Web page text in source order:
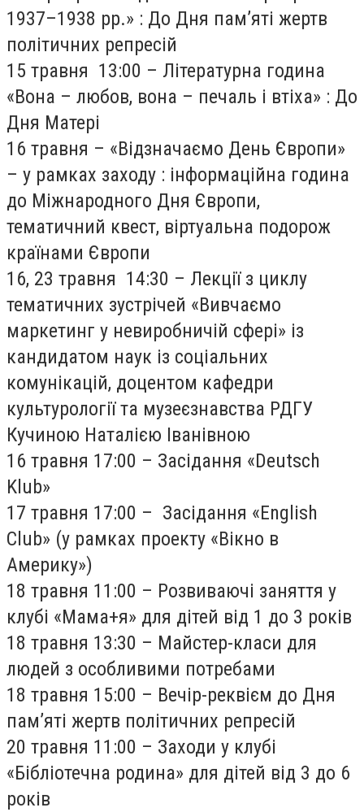
1937–1938 рр.» : До Дня пам’яті жертв
політичних репресій
15 травня 13:00 – Літературна година
«Вона – любов, вона – печаль і втіха» : До
Дня Матері
16 травня – «Відзначаємо День Європи»
– у рамках заходу : інформаційна година
до Міжнародного Дня Європи,
тематичний квест, віртуальна подорож
країнами Європи
16, 23 травня 14:30 – Лекції з циклу
тематичних зустрічей «Вивчаємо
маркетинг у невиробничій сфері» із
кандидатом наук із соціальних
комунікацій, доцентом кафедри
культурології та музеєзнавства РДГУ
Кучиною Наталією Іванівною
16 травня 17:00 – Засідання «Deutsch
Klub»
17 травня 17:00 – Засідання «English
Club» (у рамках проекту «Вікно в
Америку»)
18 травня 11:00 – Розвиваючі заняття у
клубі «Мама+я» для дітей від 1 до 3 років
18 травня 13:30 – Майстер-класи для
людей з особливими потребами
18 травня 15:00 – Вечір-реквієм до Дня
пам’яті жертв політичних репресій
20 травня 11:00 – Заходи у клубі
«Бібліотечна родина» для дітей від 3 до 6
років